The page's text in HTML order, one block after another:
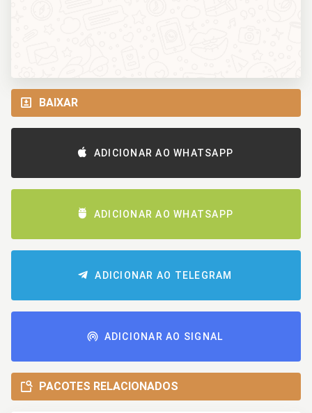
BAIXAR
ADICIONAR AO WHATSAPP
ADICIONAR AO WHATSAPP
ADICIONAR AO TELEGRAM
ADICIONAR AO SIGNAL
PACOTES RELACIONADOS